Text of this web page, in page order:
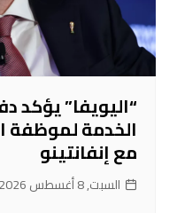
“اليويفا” يؤكد
الخدمة لموظفة
مع إنفانتينو
السبت, 8 أغسطس 2026, 15:54